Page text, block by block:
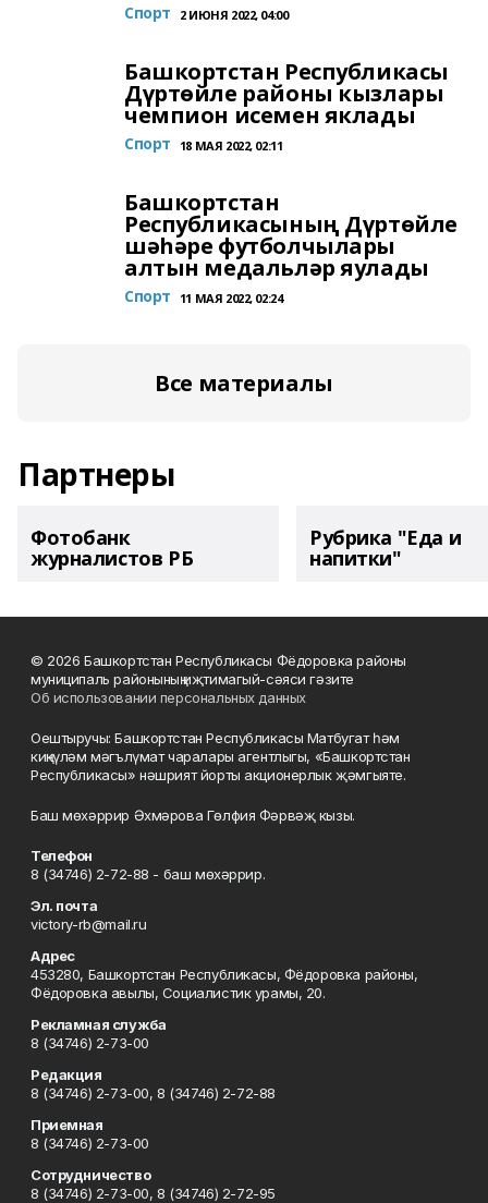
Спорт 2 ИЮНЯ 2022, 04:00
Башкортстан Республикасы
Дүртөйле районы кызлары
чемпион исемен яклады
Спорт 18 МАЯ 2022, 02:11
Башкортстан
Республикасының Дүртөйле
шәһәре футболчылары
алтын медальләр яулады
Спорт 11 МАЯ 2022, 02:24
Все материалы
Партнеры
Фотобанк
журналистов РБ
Рубрика "Еда и
напитки"
© 2026 Башкортстан Республикасы Фёдоровка районы
муниципаль районының иҗтимагый-сәяси гәзите
Об использовании персональных данных
Оештыручы: Башкортстан Республикасы Матбугат һәм
киңкүләм мәгълүмат чаралары агентлыгы, «Башкортстан
Республикасы» нәшрият йорты акционерлык җәмгыяте.
Баш мөхәррир Әхмәрова Гөлфия Фәрвәҗ кызы.
Телефон
8 (34746) 2-72-88 - баш мөхәррир.
Эл. почта
victory-rb@mail.ru
Адрес
453280, Башкортстан Республикасы, Фёдоровка районы,
Фёдоровка авылы, Социалистик урамы, 20.
Рекламная служба
8 (34746) 2-73-00
Редакция
8 (34746) 2-73-00, 8 (34746) 2-72-88
Приемная
8 (34746) 2-73-00
Сотрудничество
8 (34746) 2-73-00, 8 (34746) 2-72-95